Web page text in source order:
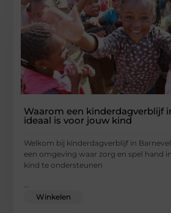
Waarom een kinderdagverblijf
ideaal is voor jouw kind
Welkom bij kinderdagverblijf in
een omgeving waar zorg en spel hand
kind te ondersteunen
...
Winkelen